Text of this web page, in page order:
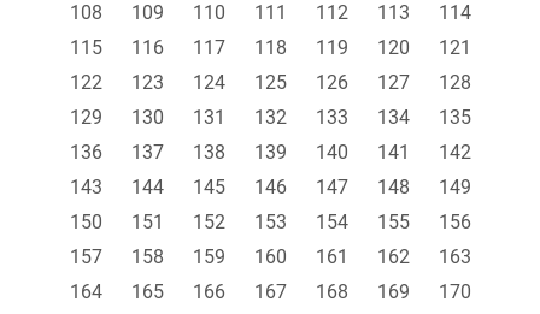
108
109 110 111 112 113
114
115
116 117 118 119 120
121
122
123 124 125 126 127
128
129
130 131 132 133 134
135
136
137 138 139 140 141
142
143
144 145 146 147 148
149
150
151 152 153 154 155
156
157
158 159 160 161 162
163
164
165 166 167 168 169
170